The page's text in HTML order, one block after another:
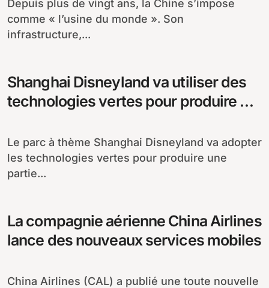
Depuis plus de vingt ans, la Chine s’impose
comme « l’usine du monde ». Son
infrastructure,...
Shanghai Disneyland va utiliser des
technologies vertes pour produire de
Le parc à thème Shanghai Disneyland va adopter
les technologies vertes pour produire une
partie...
La compagnie aérienne China Airlines
lance des nouveaux services mobiles
China Airlines (CAL) a publié une toute nouvelle